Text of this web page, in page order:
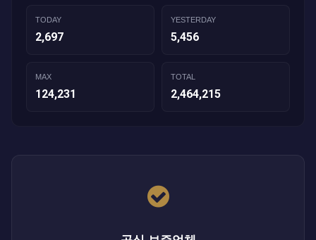
TODAY
2,697
YESTERDAY
5,456
MAX
124,231
TOTAL
2,464,215